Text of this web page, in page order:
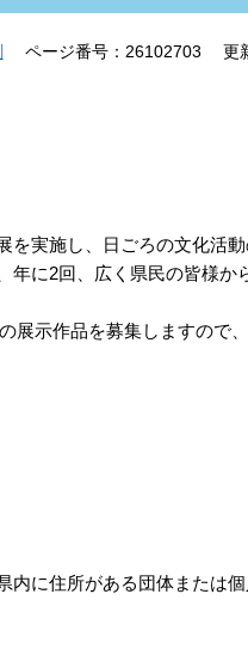
ページ番号：26102703 更
実施し、日ごろの文化活
年に2回、広く県民の皆様か
展示作品を募集しますので
に住所がある団体または個